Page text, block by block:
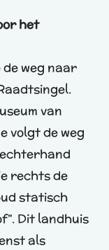
het
weg naar
van
volgt de weg
rechts de
statisch
Dit landhuis
als